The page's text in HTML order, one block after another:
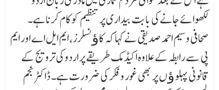
لکھوائے جانے کی بابت بیداری پر تنظیم کو کام کرنا ہے۔
صحافی وسیم احمد صدیقی نے کہا کہ کاﺅنسلرز، ایم ایل اے اور ایم
پی سے رابطہ کے علاوہ اکیڈمک طریقے پر اردو کی ترویج کے
قانونی پہلو ﺅ ں پر بھی غور و فکر کی ضرورت ہے۔ ڈاکٹر نجم